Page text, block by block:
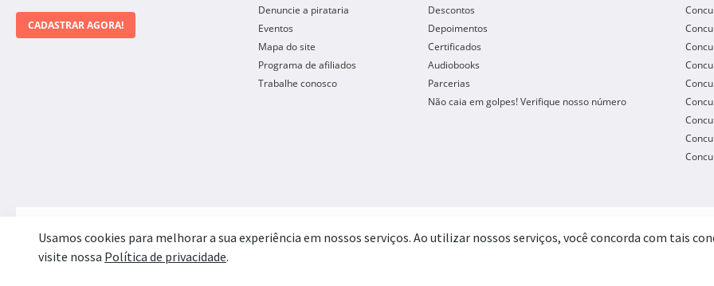
CADASTRAR AGORA!
Denuncie a pirataria
Eventos
Mapa do site
Programa de afiliados
Trabalhe conosco
Descontos
Depoimentos
Certificados
Audiobooks
Parcerias
Não caia em golpes! Verifique nosso número
Forma de Pagamento